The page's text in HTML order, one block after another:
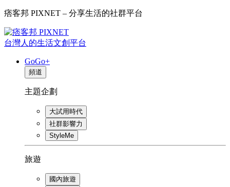
痞客邦 PIXNET – 分享生活的社群平台
台灣人的生活文創平台
GoGo+
頻道
主題企劃
大試用時代
社群影響力
StyleMe
旅遊
國內旅遊